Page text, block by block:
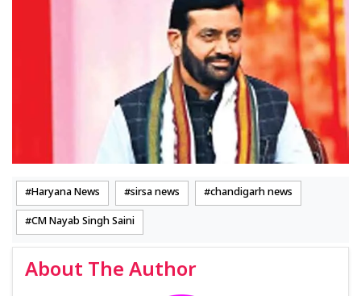
Haryana News sirsa news chandigarh news
CM Nayab Singh Saini
About The Author